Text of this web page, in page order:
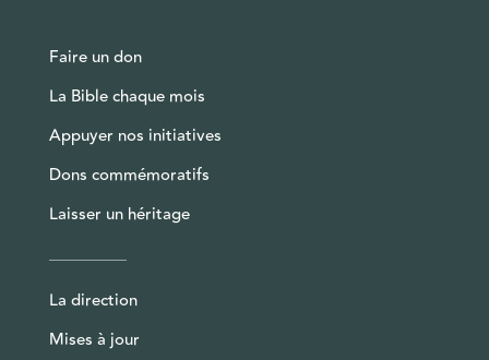
Faire un don
La Bible chaque mois
Appuyer nos initiatives
Dons commémoratifs
Laisser un héritage
La direction
Mises à jour